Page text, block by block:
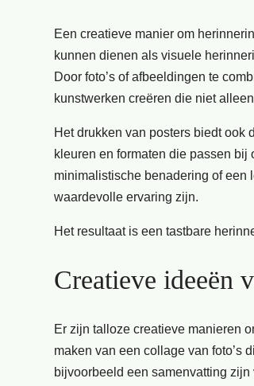
Een creatieve manier om
kunnen dienen als visuele
Door foto’s of afbeeldingen te
kunstwerken creëren die niet
Het drukken van posters biedt ook
kleuren en formaten die passen
minimalistische benadering of een
waardevolle ervaring zijn.
Het resultaat is een tastbare
Creatieve ideeën
Er zijn talloze creatieve manieren
maken van een collage van foto’s
bijvoorbeeld een samenvatting